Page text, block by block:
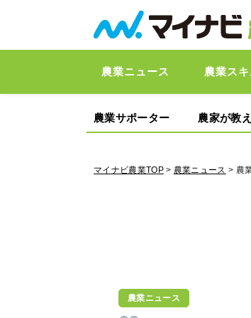
農業ニュース 農業ス
農業サポーター 農家が教
マイナビ農業TOP> 農業ニュース > 農
農業ニュース